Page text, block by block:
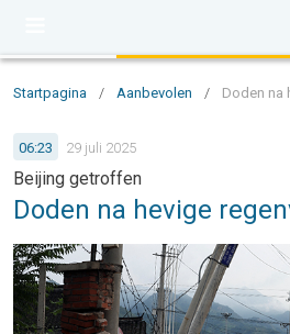
Startpagina / Aanbevolen / Doden na
06:23 29 juli 2025
Beijing getroffen
Doden na hevige